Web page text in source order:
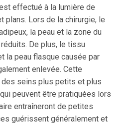
effectué à la lumière de
plans. Lors de la chirurgie, le
la peau et la zone du
De plus, le tissu
la peau flasque causée par
enlevée. Cette
des seins plus petits et plus
peuvent être pratiquées lors
entraîneront de petites
guérissent généralement et